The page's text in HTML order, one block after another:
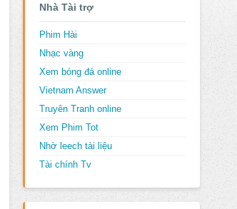
Nhà Tài trợ
Phim Hài
Nhạc vàng
Xem bóng đá online
Vietnam Answer
Truyên Tranh online
Xem Phim Tot
Nhờ leech tài liệu
Tài chính Tv